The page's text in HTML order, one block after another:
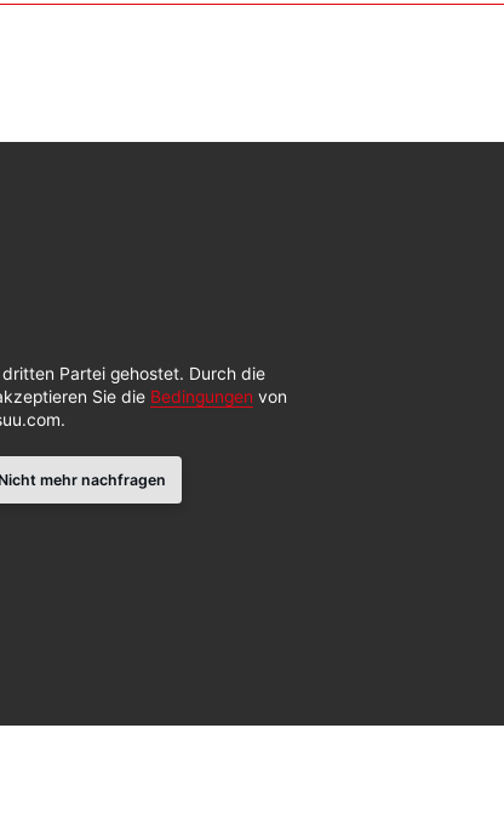
Partei gehostet. Durch die
Sie die Bedingungen von
mehr nachfragen